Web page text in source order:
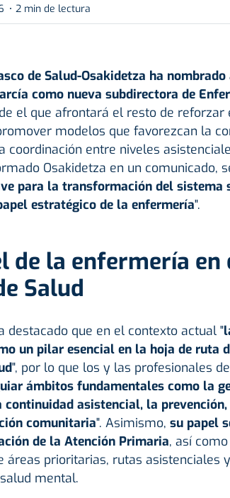
2 min de lectura
de Salud-Osakidetza ha nombrado
como nueva subdirectora de
el que afrontará el resto de reforzar
modelos que favorezcan la
coordinación entre niveles
Osakidetza en un comunicado,
para la transformación del sistema
estratégico de la enfermería".
de la enfermería en
Salud
destacado que en el contexto actual "
un pilar esencial en la hoja de ruta
", por lo que los y las profesionales
ámbitos fundamentales como la
continuidad asistencial, la
comunitaria". Asimismo, su papel
de la Atención Primaria, así
áreas prioritarias, rutas asistenciales
mental.